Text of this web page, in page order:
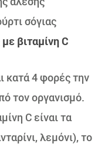
σόγιας
βιταμίνηC
κατά 4 φορές την
τον οργανισμό.
C είναι τα
λεμόνι), το